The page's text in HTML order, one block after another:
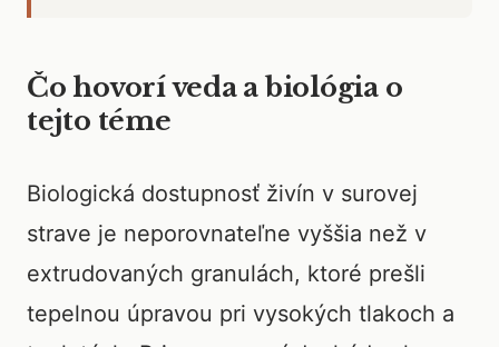
Čo hovorí veda a biológia o
tejto téme
Biologická dostupnosť živín v surovej
strave je neporovnateľne vyššia než v
extrudovaných granulách, ktoré prešli
tepelnou úpravou pri vysokých tlakoch a